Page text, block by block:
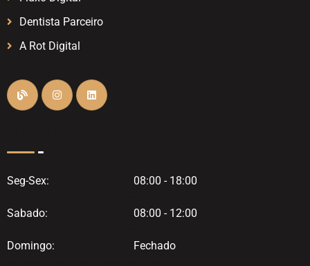
Dentista Parceiro
A Rot Digital
Seg-Sex: 08:00 - 18:00
Sabado: 08:00 - 12:00
Domingo: Fechado